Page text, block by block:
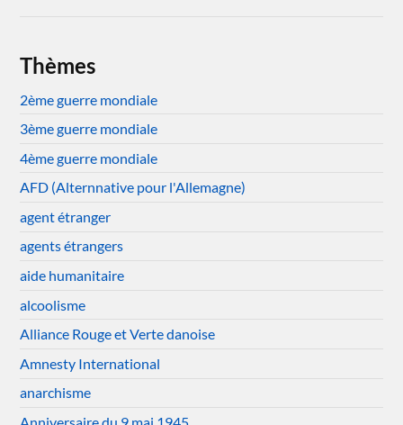
Thèmes
2ème guerre mondiale
3ème guerre mondiale
4ème guerre mondiale
AFD (Alternnative pour l'Allemagne)
agent étranger
agents étrangers
aide humanitaire
alcoolisme
Alliance Rouge et Verte danoise
Amnesty International
anarchisme